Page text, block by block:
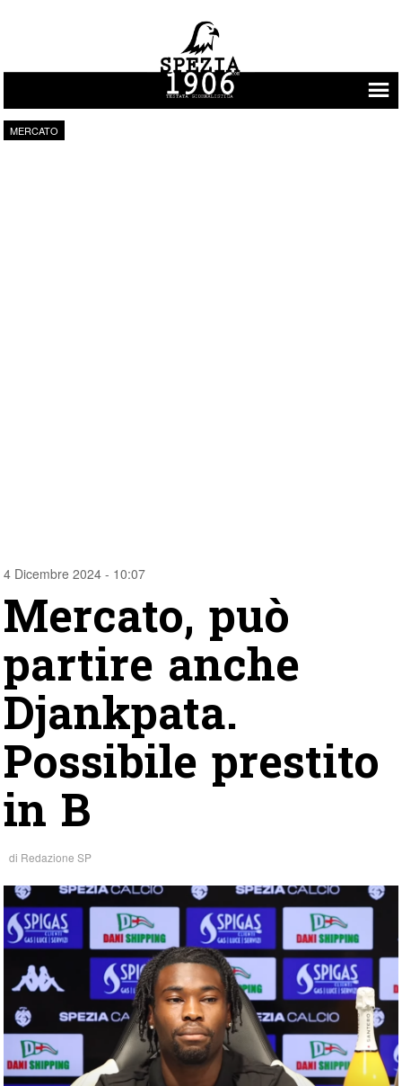
Vai al contenuto
MERCATO
4 Dicembre 2024 - 10:07
Mercato, può
partire anche
Djankpata.
Possibile prestito
in B
di Redazione SP